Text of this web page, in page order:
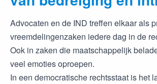
Advocaten en de IND treffen elkaar als
vreemdelingenzaken iedere dag in de
Ook in zaken die maatschappelijk
veel emoties oproepen.
In een democratische rechtsstaat is het